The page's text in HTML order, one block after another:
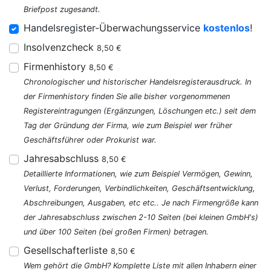
Briefpost zugesandt.
Handelsregister-Überwachungsservice kostenlos!
Insolvenzcheck 8,50 €
Firmenhistory 8,50 €
Chronologischer und historischer Handelsregisterausdruck. In
der Firmenhistory finden Sie alle bisher vorgenommenen
Registereintragungen (Ergänzungen, Löschungen etc.) seit dem
Tag der Gründung der Firma, wie zum Beispiel wer früher
Geschäftsführer oder Prokurist war.
Jahresabschluss 8,50 €
Detaillierte Informationen, wie zum Beispiel Vermögen, Gewinn,
Verlust, Forderungen, Verbindlichkeiten, Geschäftsentwicklung,
Abschreibungen, Ausgaben, etc etc.. Je nach Firmengröße kann
der Jahresabschluss zwischen 2-10 Seiten (bei kleinen GmbH's)
und über 100 Seiten (bei großen Firmen) betragen.
Gesellschafterliste 8,50 €
Wem gehört die GmbH? Komplette Liste mit allen Inhabern einer